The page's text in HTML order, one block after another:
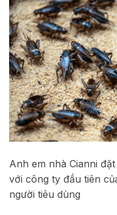
Anh em nhà Cianni
với công ty đầu tiên
người tiêu dùng